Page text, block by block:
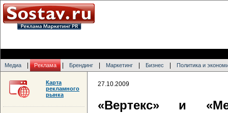
Медиа Реклама Брендинг Маркетинг Бизнес Политика и
27.10.2009
«Вертекс» и
Карта
рекламного
рынка